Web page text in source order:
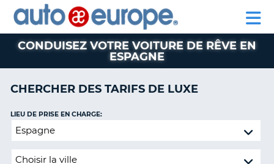
LOCATION
DE
VOITURES
CAMPING-
CAR
PARTENAIRE
SUPPORT
CLIENT
AUTO
EUROPE
LOCATION
DE
VOITURES
CAR
PARTENAIRE
SUPPORT
COMPTE
CONDUISEZ VOTRE VOITURE DE RÊVE EN
ESPAGNE
CHERCHER DES TARIFS DE LUXE
Lieu
retour
LIEU DE PRISE EN CHARGE: